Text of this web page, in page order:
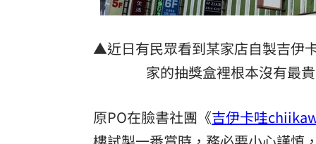
理想混蛋號召粉絲跨海追星吃美食！
▲近日有民眾看到某家店自製吉伊
家的抽獎盒裡根本沒有最
原PO在臉書社團《吉伊卡哇